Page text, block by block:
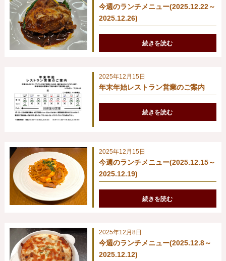
今週のランチメニュー(2025.12.22～
2025.12.26)
続きを読む
2025年12月15日
年末年始レストラン営業のご案内
続きを読む
2025年12月15日
今週のランチメニュー(2025.12.15～
2025.12.19)
続きを読む
2025年12月8日
今週のランチメニュー(2025.12.8～
2025.12.12)